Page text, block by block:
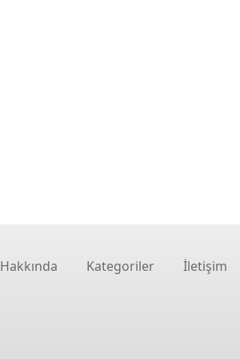
Hakkında Kategoriler İletişim